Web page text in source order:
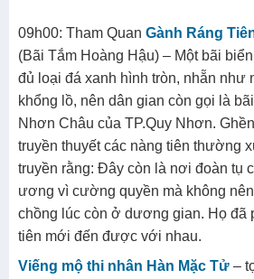
09h00: Tham Quan Gành Ráng
(Bãi Tắm Hoàng Hậu) – Một bãi
đủ loại đá xanh hình tròn, nhẵn như
khổng lồ, nên dân gian còn gọi là
Nhơn Châu của TP.Quy Nhơn.
truyền thuyết các nàng tiên thường
truyền rằng: Đây còn là nơi đoàn tụ
ương vì cường quyền mà không
chồng lúc còn ở dương gian. Họ đã
tiên mới đến được với nhau.
Viếng mộ thi nhân Hàn Mặc Tử –